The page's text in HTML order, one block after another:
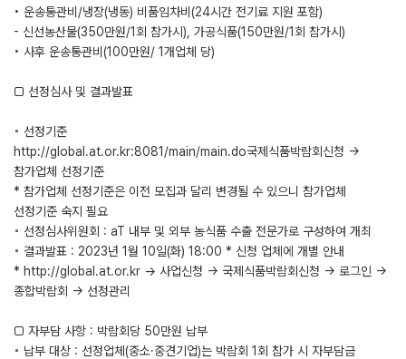
• 운송통관비/냉장(냉동) 비품임차비(24시간 전기료 지원 포함)
- 신선농산물(350만원/1회 참가시), 가공식품(150만원/1회 참가시)
• 사후 운송통관비(100만원/ 1개업체 당)
□ 선정심사 및 결과발표
◦ 선정기준
http://global.at.or.kr:8081/main/main.do국제식품박람회신청 →
참가업체 선정기준
* 참가업체 선정기준은 이전 모집과 달리 변경될 수 있으니 참가업체
선정기준 숙지 필요
◦ 선정심사위원회 : aT 내부 및 외부 농식품 수출 전문가로 구성하여 개최
◦ 결과발표 : 2023년 1월 10일(화) 18:00 * 신청 업체에 개별 안내
* http://global.at.or.kr → 사업신청 → 국제식품박람회신청 → 로그인 →
종합박람회 → 선정관리
□ 자부담 사항 : 박람회당 50만원 납부
◦ 납부 대상 : 선정업체(중소·중견기업)는 박람회 1회 참가 시 자부담금